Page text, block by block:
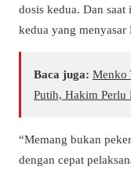
dosis kedua. Dan saat
kedua yang menyasar
Baca juga: Menko
Putih, Hakim Perlu
“Memang bukan
dengan cepat